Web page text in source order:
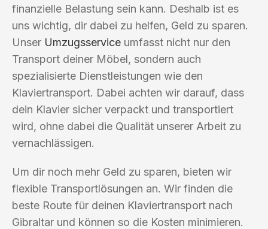
finanzielle Belastung sein kann. Deshalb ist es
uns wichtig, dir dabei zu helfen, Geld zu sparen.
Unser Umzugsservice umfasst nicht nur den
Transport deiner Möbel, sondern auch
spezialisierte Dienstleistungen wie den
Klaviertransport. Dabei achten wir darauf, dass
dein Klavier sicher verpackt und transportiert
wird, ohne dabei die Qualität unserer Arbeit zu
vernachlässigen.
Um dir noch mehr Geld zu sparen, bieten wir
flexible Transportlösungen an. Wir finden die
beste Route für deinen Klaviertransport nach
Gibraltar und können so die Kosten minimieren.